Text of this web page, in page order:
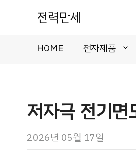
전력만세
HOME 전자제품
저자극 전기
2026년 05월 17일